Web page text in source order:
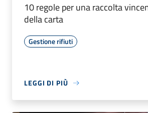
10 regole per una raccolta
della carta
Gestione rifiuti
LEGGI DI PIÙ